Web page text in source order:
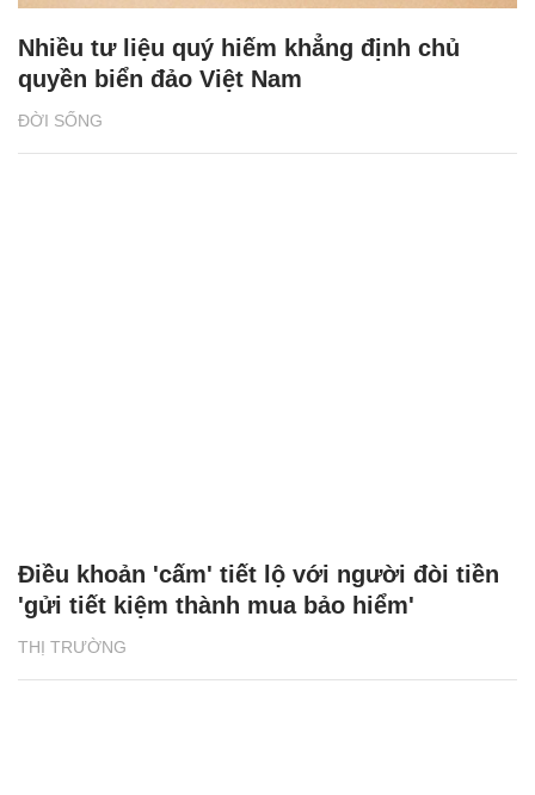
ĐỜI SỐNG
Nhiều tư liệu quý hiếm khẳng định chủ
quyền biển đảo Việt Nam
THỊ TRƯỜNG
Điều khoản 'cấm' tiết lộ với người đòi tiền
'gửi tiết kiệm thành mua bảo hiểm'